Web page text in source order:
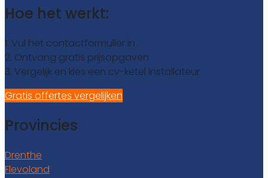
Hoe het werkt:
1. Vul het contactformulier in
2. Ontvang gratis prijsopgaven
3. Vergelijk en kies een cv-ketel installateur
Gratis offertes vergelijken
Provincies
Drenthe
Flevoland